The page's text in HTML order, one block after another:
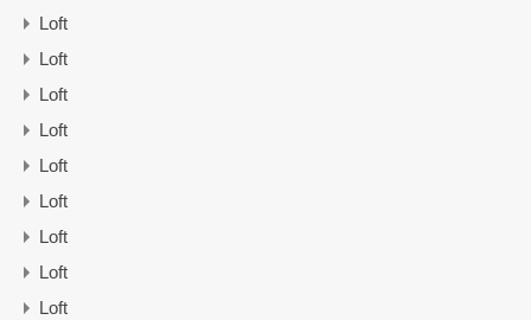
Loft
Loft
Loft
Loft
Loft
Loft
Loft
Loft
Loft